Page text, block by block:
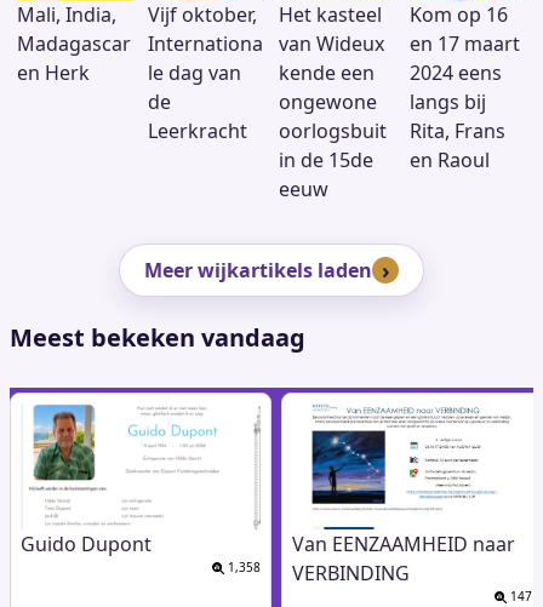
Mali, India,
Madagascar
en Herk
Vijf oktober,
Internationa
le dag van
de
Leerkracht
Het kasteel
van Wideux
kende een
ongewone
oorlogsbuit
in de 15de
eeuw
Kom op 16
en 17 maart
2024 eens
langs bij
Rita, Frans
en Raoul
Meer wijkartikels laden
Meest bekeken vandaag
Guido Dupont
1,358
Van EENZAAMHEID naar
VERBINDING
147